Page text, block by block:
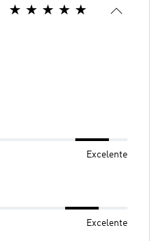
Excelente
Excelente